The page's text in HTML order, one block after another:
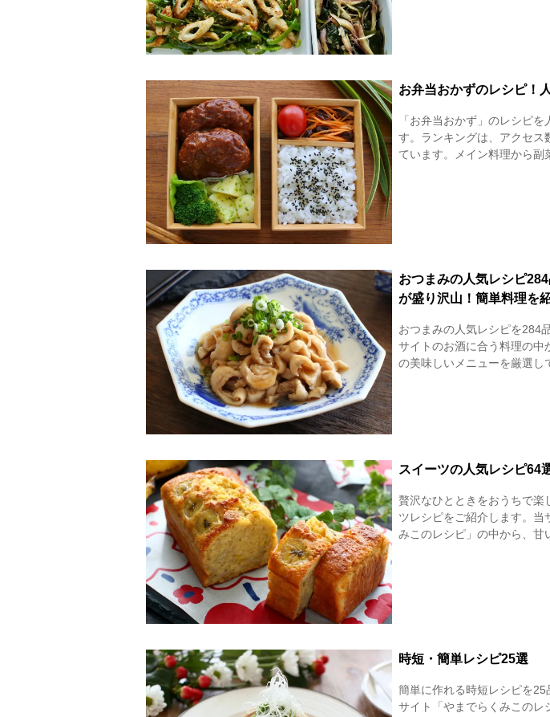
お弁当おかずのレシピ！
「お弁当おかず」のレシピを
す。ランキングは、アクセス
ています。メイン料理から副
おつまみの人気レシピ
が盛り沢山！簡単料理を
おつまみの人気レシピを284
サイトのお酒に合う料理の中
の美味しいメニューを厳選
スイーツの人気レシピ64
贅沢なひとときをおうちで楽
ツレシピをご紹介します。当
みこのレシピ」の中から、甘
時短・簡単レシピ25選
簡単に作れる時短レシピを25
サイト「やまでらくみこのレ